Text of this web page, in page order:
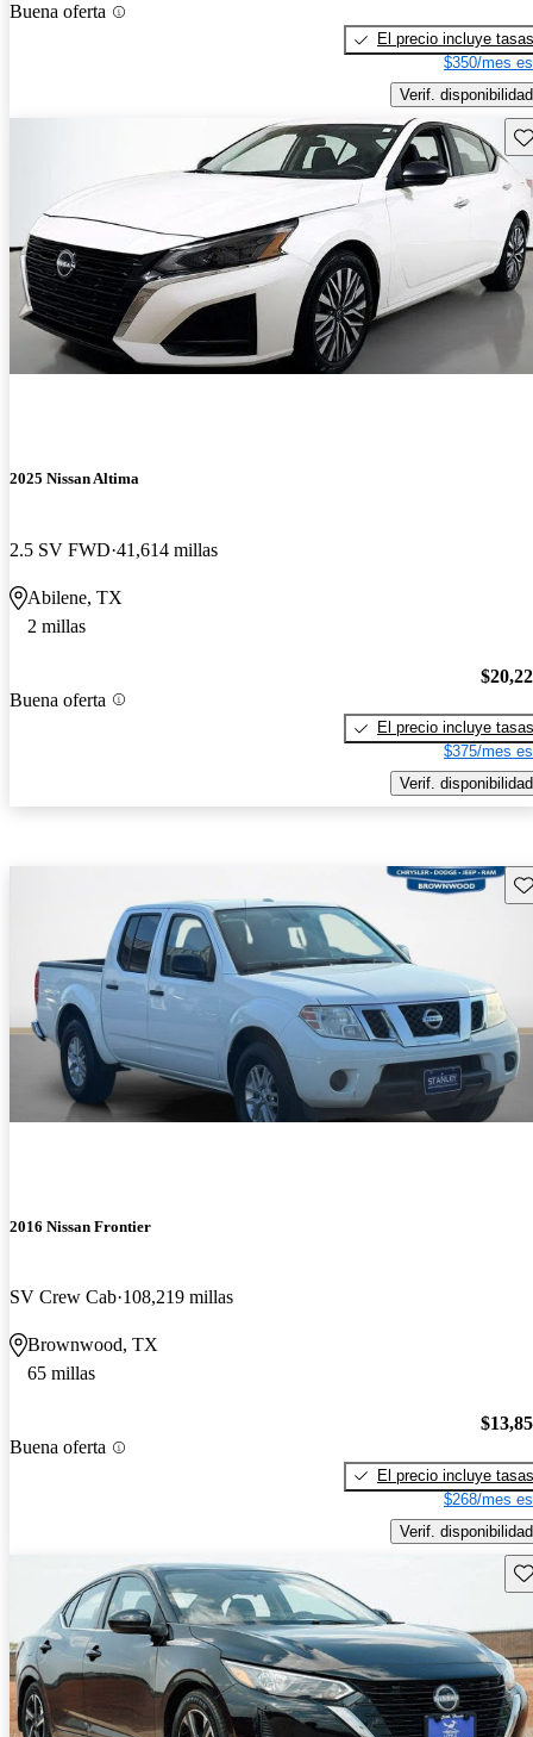
Buena oferta
El precio incluye tasas
$350/mes
Verif. disponibilidad
2025 Nissan Altima
2.5 SV FWD 41,614 millas
Abilene, TX
2 millas
Buena oferta
El precio incluye tasas
$375/mes
Verif. disponibilidad
2016 Nissan Frontier
SV Crew Cab 108,219 millas
Brownwood, TX
65 millas
Buena oferta
El precio incluye tasas
$268/mes
Verif. disponibilidad